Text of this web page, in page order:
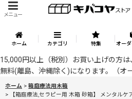
メニュー
ホーム カテゴリ 特集 オー
15,000円以上（税別）お買い上げの方
無料(離島、沖縄除く)になります。（オ
ホーム > 箱庭療法用木箱
>
【箱庭療法,セラピー用 木箱 砂箱】 メンタル